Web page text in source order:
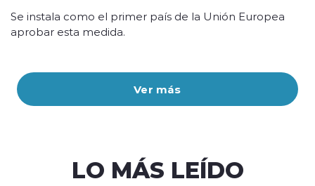
Ver más
Se instala como el primer país de la Unión Europea
aprobar esta medida.
LO MÁS LEÍDO